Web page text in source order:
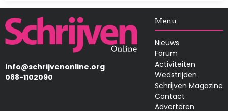
Afbeelding
info@schrijvenonline.org
088-1102090
Menu
Nieuws
Forum
Activiteiten
Wedstrijden
Schrijven Magazine
Contact
Adverteren